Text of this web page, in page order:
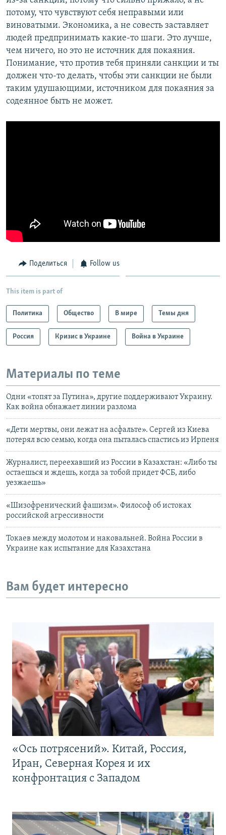
потому, что чувствуют себя неправыми или
виноватыми. Экономика, а не совесть заставляет
людей предпринимать какие-то шаги. Это лучше,
чем ничего, но это не источник для покаяния.
Понимание, что против тебя приняли санкции и ты
должен что-то делать, чтобы эти санкции не были
таким удушающими, источником для покаяния за
содеянное быть не может.
Поделиться Follow us
This item is part of
Политика Общество В мире Темы дня
Россия Кризис в Украине Война в Украине
Материалы по теме
Одни «топят за Путина», другие поддерживают Украину.
Как война обнажает линии разлома
«Дети мертвы, они лежат на асфальте». Сергей из Киева
потерял всю семью, когда она пыталась спастись из Ирпеня
Журналист, переехавший из России в Казахстан: «Либо ты
остаешься и ждешь, когда за тобой придет ФСБ, либо
уезжаешь»
«Шизофренический фашизм». Философ об истоках
российской агрессивности
Токаев между молотом и наковальней. Война России в
Украине как испытание для Казахстана
Вам будет интересно
«Ось потрясений». Китай, Россия,
Иран, Северная Корея и их
конфронтация с Западом